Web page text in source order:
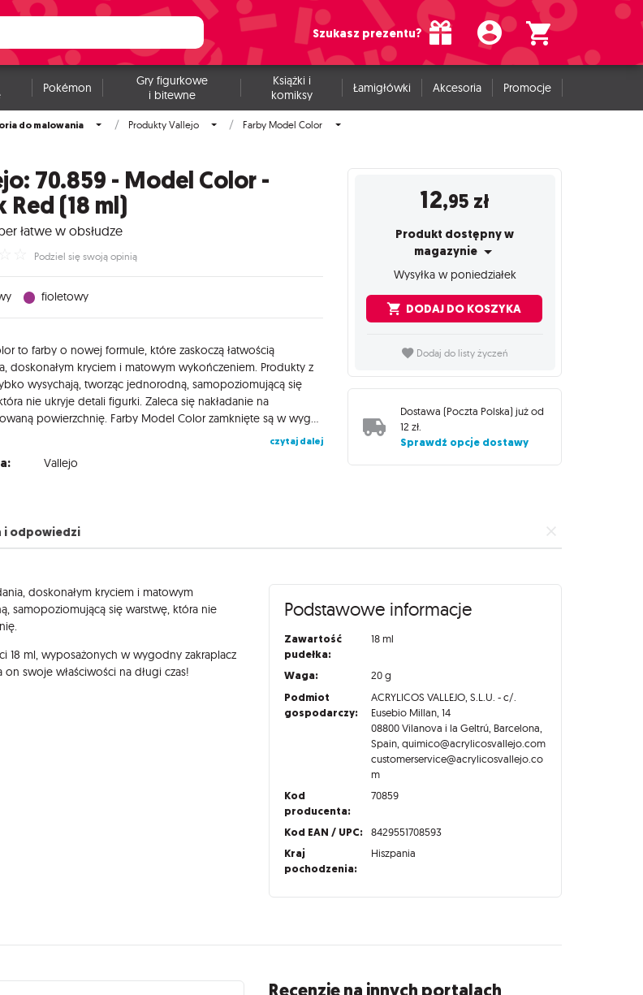
Szukasz prezentu?
Pokémon
Gry figurkowe
i bitewne
Książki i
komiksy
Łamigłówki Akcesoria Promocje
do malowania Produkty Vallejo
Farby Model Color
70.859 - Model Color -
Red (18 ml)
łatwe w obsłudze
Podziel się swoją opinią
fioletowy
to farby o nowej formule, które zaskoczą łatwością
doskonałym kryciem i matowym wykończeniem. Produkty z
wysychają, tworząc jednorodną, samopoziomującą się
nie ukryje detali figurki. Zaleca się nakładanie na
czytaj dalej
Vallejo
12,95 zł
Produkt dostępny w
magazynie
Wysyłka w poniedziałek
DODAJ DO KOSZYKA
Dodaj do listy życzeń
Dostawa (Poczta Polska) już od
12 zł.
Sprawdź opcje dostawy
i odpowiedzi
doskonałym kryciem i matowym
samopoziomującą się warstwę, która nie
ml, wyposażonych w wygodny zakraplacz
swoje właściwości na długi czas!
Podstawowe informacje
Zawartość
pudełka:
18 ml
Waga: 20 g
Podmiot
gospodarczy:
ACRYLICOS VALLEJO, S.L.U. - c/.
Eusebio Millan, 14
08800 Vilanova i la Geltrú, Barcelona,
Spain, quimico@acrylicosvallejo.com
customerservice@acrylicosvallejo.co
m
Kod
producenta:
70859
Kod EAN / UPC: 8429551708593
Kraj
pochodzenia:
Hiszpania